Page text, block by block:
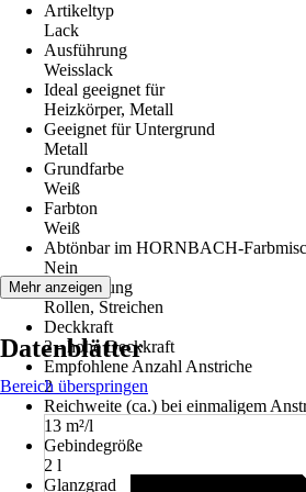
Artikeltyp
Lack
Ausführung
Weisslack
Ideal geeignet für
Heizkörper, Metall
Geeignet für Untergrund
Metall
Grundfarbe
Weiß
Farbton
Weiß
Abtönbar im HORNBACH-
Nein
Verarbeitung
Rollen, Streichen
Deckkraft
2 - hohe Deckkraft
Empfohlene Anzahl Anstriche
2
Reichweite (ca.) bei einmaligem
13 m²/l
Gebindegröße
2 l
Glanzgrad
Mehr anzeigen
Datenblätter
Bereich überspringen